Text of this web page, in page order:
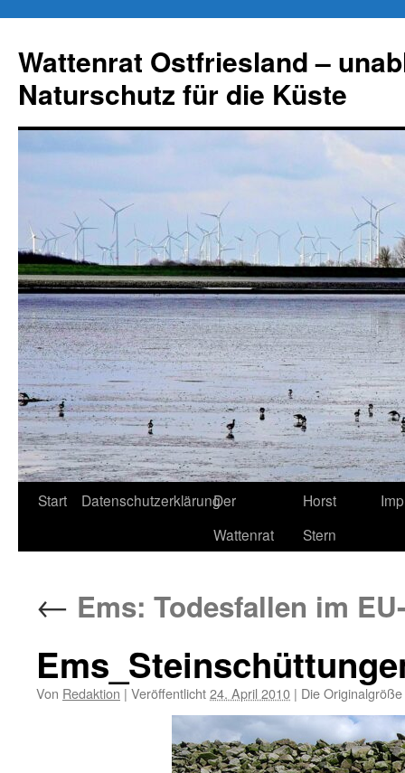
springen
Wattenrat Ostfriesland –
Naturschutz für die Küste
Start DatenschutzerklärungDer
Wattenrat
Horst
Stern
← Ems: Todesfallen im
Von Redaktion | Veröffentlicht24. April 2010 | Die